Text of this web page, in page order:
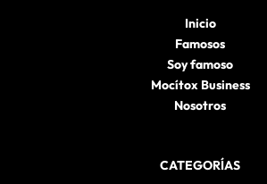
Inicio
Famosos
Soy famoso
Mocítox Business
Nosotros
CATEGORÍAS